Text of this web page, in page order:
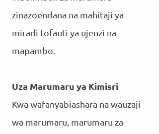
zinazoendana na mahitaji ya
miradi tofauti ya ujenzi na
mapambo.
Uza Marumaru ya Kimisri
Kwa wafanyabiashara na wauzaji
wa marumaru, marumaru za